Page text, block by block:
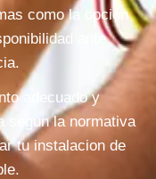
como la opción
ante
adecuado y
segun la normativa
tu instalacion de